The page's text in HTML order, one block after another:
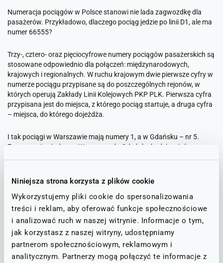
Niniejsza strona korzysta z plików cookie
Wykorzystujemy pliki cookie do spersonalizowania
treści i reklam, aby oferować funkcje społecznościowe
i analizować ruch w naszej witrynie. Informacje o tym,
jak korzystasz z naszej witryny, udostępniamy
partnerom społecznościowym, reklamowym i
analitycznym. Partnerzy mogą połączyć te informacje z
Numeracja pociągów w Polsce stanowi nie lada zagwozdkę dla
pasażerów. Przykładowo, dlaczego pociąg jedzie po linii D1, ale ma
numer 66555?
Trzy-, cztero- oraz pięciocyfrowe numery pociągów pasażerskich są
stosowane odpowiednio dla połączeń: międzynarodowych,
krajowych i regionalnych. W ruchu krajowym dwie pierwsze cyfry w
numerze pociągu przypisane są do poszczególnych rejonów, w
których operują Zakłady Linii Kolejowych PKP PLK. Pierwsza cyfra
przypisana jest do miejsca, z którego pociąg startuje, a druga cyfra
– miejsca, do którego dojeżdża.
I tak pociągi w Warszawie mają numery 1, a w Gdańsku – nr 5.
Zatem pociąg jadący z Warszawy do Gdańska będzie mieć numer
dodać, że cyfry 0 oraz 9 używane są bez przypisania do regionu –
stanowią jedynie powtórzenie poprzedniego numeru. Zatem na
Dolnym Śląsku możemy spotkać pociągi o numeracji zaczynającej
się zarówno od 66, jak i 60, 69 i 96.
Schemat wojewódzki się zmienił
W naszym województwie, ze względu na mnogość linii kolejowych
oraz szeroką ofertę przewoźników, dla wygody pasażerów